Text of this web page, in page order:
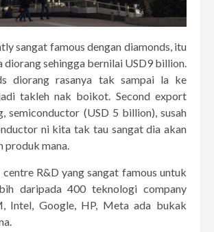
sangat famous dengan diamonds, itu
sehingga bernilai USD9 billion.
diorang rasanya tak sampai la ke
takleh nak boikot. Second export
semiconductor (USD 5 billion), susah
ni kita tak tau sangat dia akan
produk mana.
centre R&D yang sangat famous untuk
daripada 400 teknologi company
Intel, Google, HP, Meta ada bukak